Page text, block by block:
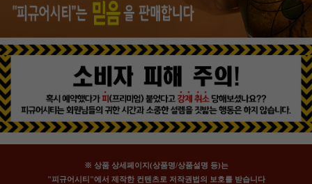
※ 상품 상세페이지(상품명/상품설명 등)는
"피규어시티"에서 제작한 컨텐츠로 저작권법의 보호를 받습니다